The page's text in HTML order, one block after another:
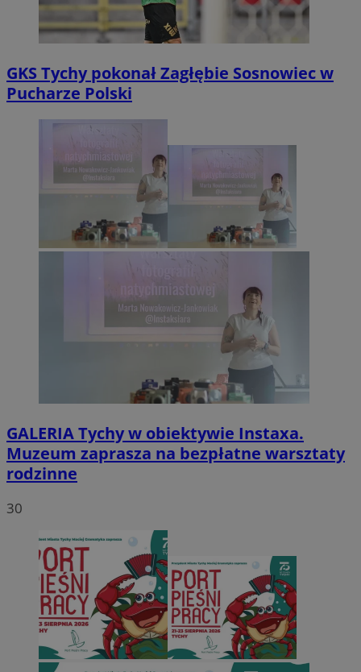
GKS Tychy pokonał Zagłębie Sosnowiec w
Pucharze Polski
GALERIATychy w obiektywie Instaxa.
Muzeum zaprasza na bezpłatne warsztaty
rodzinne
30